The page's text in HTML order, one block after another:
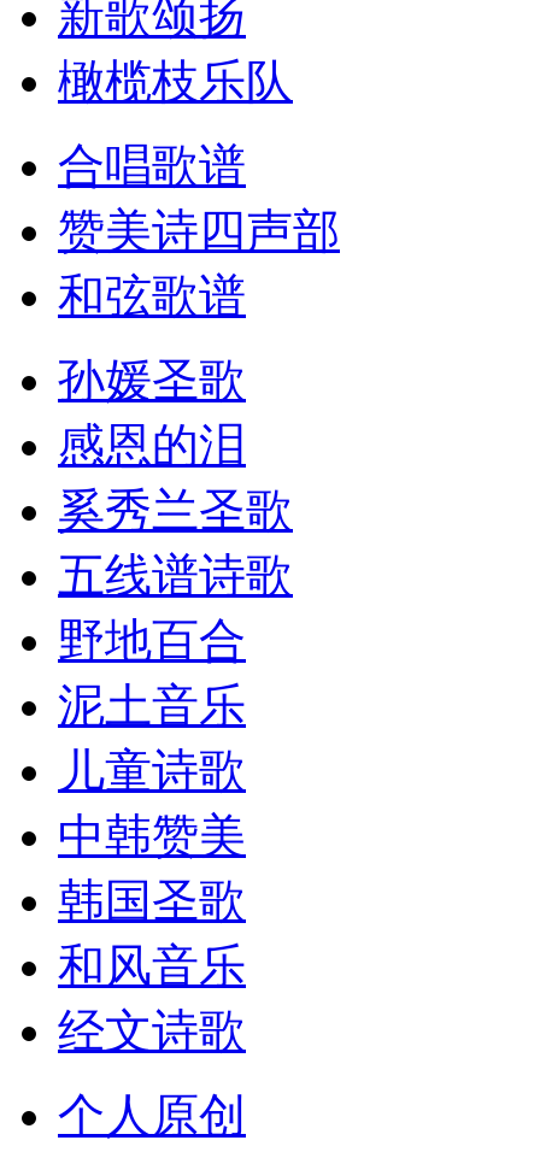
新歌颂扬
橄榄枝乐队
合唱歌谱
赞美诗四声部
和弦歌谱
孙媛圣歌
感恩的泪
奚秀兰圣歌
五线谱诗歌
野地百合
泥土音乐
儿童诗歌
中韩赞美
韩国圣歌
和风音乐
经文诗歌
个人原创